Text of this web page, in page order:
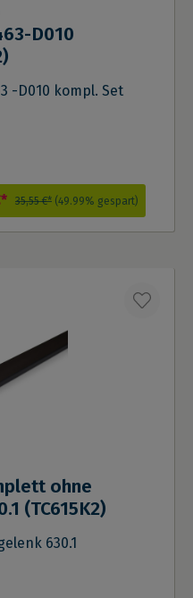
D010
-D010 kompl. Set
35,55 €* (49.99% gespart)
ohne
(TC615K2)
630.1